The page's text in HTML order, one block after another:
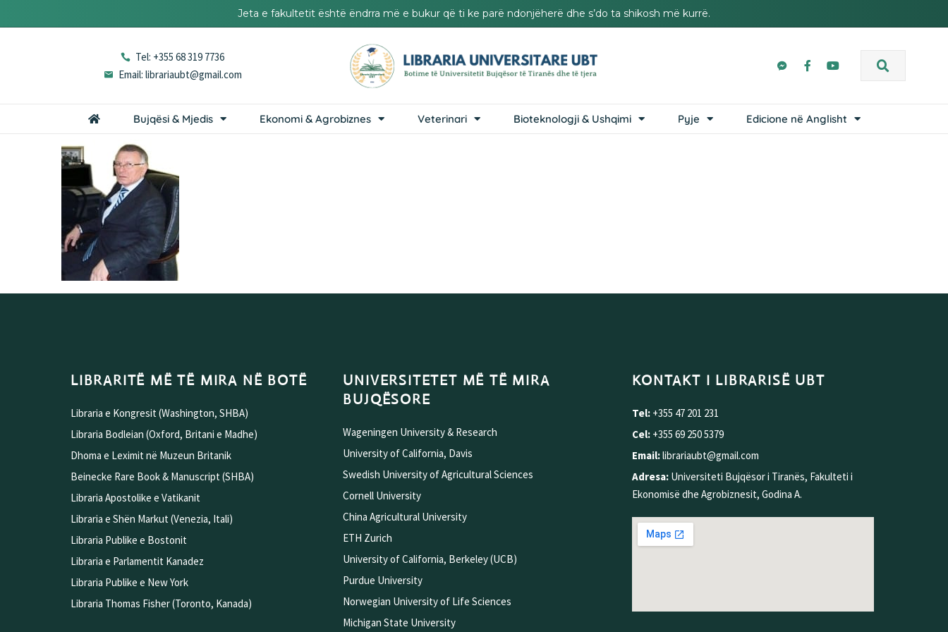
Jeta e fakultetit është ëndrra më e bukur që ti ke parë ndonjëherë dhe s’do ta shikosh më kurrë.
Tel: +355 68 319 7736
Email: librariaubt@gmail.com
Bujqësi & Mjedis Ekonomi & Agrobiznes Veterinari Bioteknologji & Ushqimi Pyje Edicione në Anglisht
LIBRARITË MË TË MIRA NË BOTË
Libraria e Kongresit (Washington, SHBA)
Libraria Bodleian (Oxford, Britani e Madhe)
Dhoma e Leximit në Muzeun Britanik
Beinecke Rare Book & Manuscript (SHBA)
Libraria Apostolike e Vatikanit
Libraria e Shën Markut (Venezia, Itali)
Libraria Publike e Bostonit
Libraria e Parlamentit Kanadez
Libraria Publike e New York
Libraria Thomas Fisher (Toronto, Kanada)
UNIVERSITETET MË TË MIRA
BUJQËSORE
Wageningen University & Research
University of California, Davis
Swedish University of Agricultural Sciences
Cornell University
China Agricultural University
ETH Zurich
University of California, Berkeley (UCB)
Purdue University
Norwegian University of Life Sciences
Michigan State University
KONTAKT I LIBRARISË UBT
Tel: +355 47 201 231
Cel: +355 69 250 5379
Email:librariaubt@gmail.com
Adresa: Universiteti Bujqësor i Tiranës, Fakulteti i
Ekonomisë dhe Agrobiznesit, Godina A.